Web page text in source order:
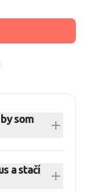
som
patria
a stačí